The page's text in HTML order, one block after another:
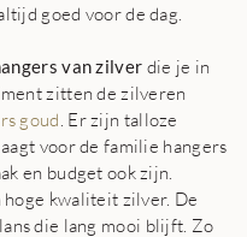
goed voor de dag.
van zilver die je in
zitten de zilveren
goud . Er zijn talloze
voor de familie hangers
en budget ook zijn.
hoge kwaliteit zilver. De
die lang mooi blijft. Zo